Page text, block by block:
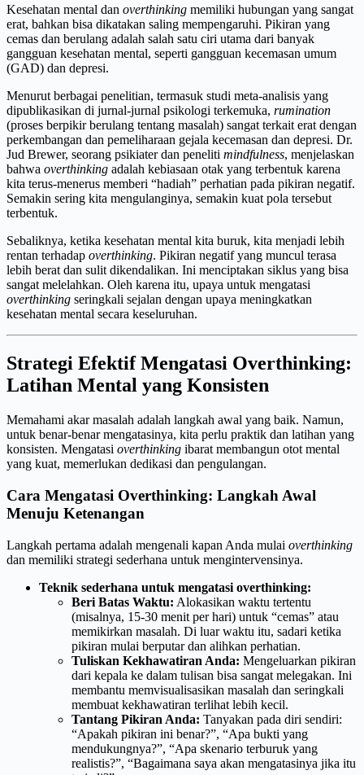
Kesehatan mental dan overthinking memiliki hubungan yang sangat
erat, bahkan bisa dikatakan saling mempengaruhi. Pikiran yang
cemas dan berulang adalah salah satu ciri utama dari banyak
gangguan kesehatan mental, seperti gangguan kecemasan umum
(GAD) dan depresi.
Menurut berbagai penelitian, termasuk studi meta-analisis yang
dipublikasikan di jurnal-jurnal psikologi terkemuka, rumination
(proses berpikir berulang tentang masalah) sangat terkait erat dengan
perkembangan dan pemeliharaan gejala kecemasan dan depresi. Dr.
Jud Brewer, seorang psikiater dan peneliti mindfulness, menjelaskan
bahwa overthinking adalah kebiasaan otak yang terbentuk karena
kita terus-menerus memberi “hadiah” perhatian pada pikiran negatif.
Semakin sering kita mengulanginya, semakin kuat pola tersebut
terbentuk.
Sebaliknya, ketika kesehatan mental kita buruk, kita menjadi lebih
rentan terhadap overthinking. Pikiran negatif yang muncul terasa
lebih berat dan sulit dikendalikan. Ini menciptakan siklus yang bisa
sangat melelahkan. Oleh karena itu, upaya untuk mengatasi
overthinking seringkali sejalan dengan upaya meningkatkan
kesehatan mental secara keseluruhan.
Strategi Efektif Mengatasi Overthinking:
Latihan Mental yang Konsisten
Memahami akar masalah adalah langkah awal yang baik. Namun,
untuk benar-benar mengatasinya, kita perlu praktik dan latihan yang
konsisten. Mengatasi overthinking ibarat membangun otot mental
yang kuat, memerlukan dedikasi dan pengulangan.
Cara Mengatasi Overthinking: Langkah Awal
Menuju Ketenangan
Langkah pertama adalah mengenali kapan Anda mulai overthinking
dan memiliki strategi sederhana untuk mengintervensinya.
Teknik sederhana untuk mengatasi overthinking:
Beri Batas Waktu: Alokasikan waktu tertentu
(misalnya, 15-30 menit per hari) untuk “cemas” atau
memikirkan masalah. Di luar waktu itu, sadari ketika
pikiran mulai berputar dan alihkan perhatian.
Tuliskan Kekhawatiran Anda: Mengeluarkan pikiran
dari kepala ke dalam tulisan bisa sangat melegakan. Ini
membantu memvisualisasikan masalah dan seringkali
membuat kekhawatiran terlihat lebih kecil.
Tantang Pikiran Anda: Tanyakan pada diri sendiri:
“Apakah pikiran ini benar?”, “Apa bukti yang
mendukungnya?”, “Apa skenario terburuk yang
realistis?”, “Bagaimana saya akan mengatasinya jika itu